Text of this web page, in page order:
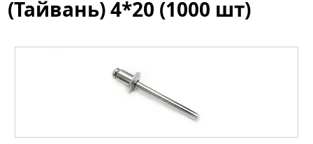
(Тайвань) 4*20 (1000 шт)